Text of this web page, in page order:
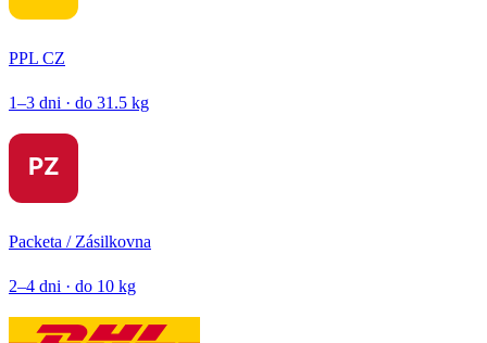
PPL CZ
1–3 dni · do 31.5 kg
Packeta / Zásilkovna
2–4 dni · do 10 kg